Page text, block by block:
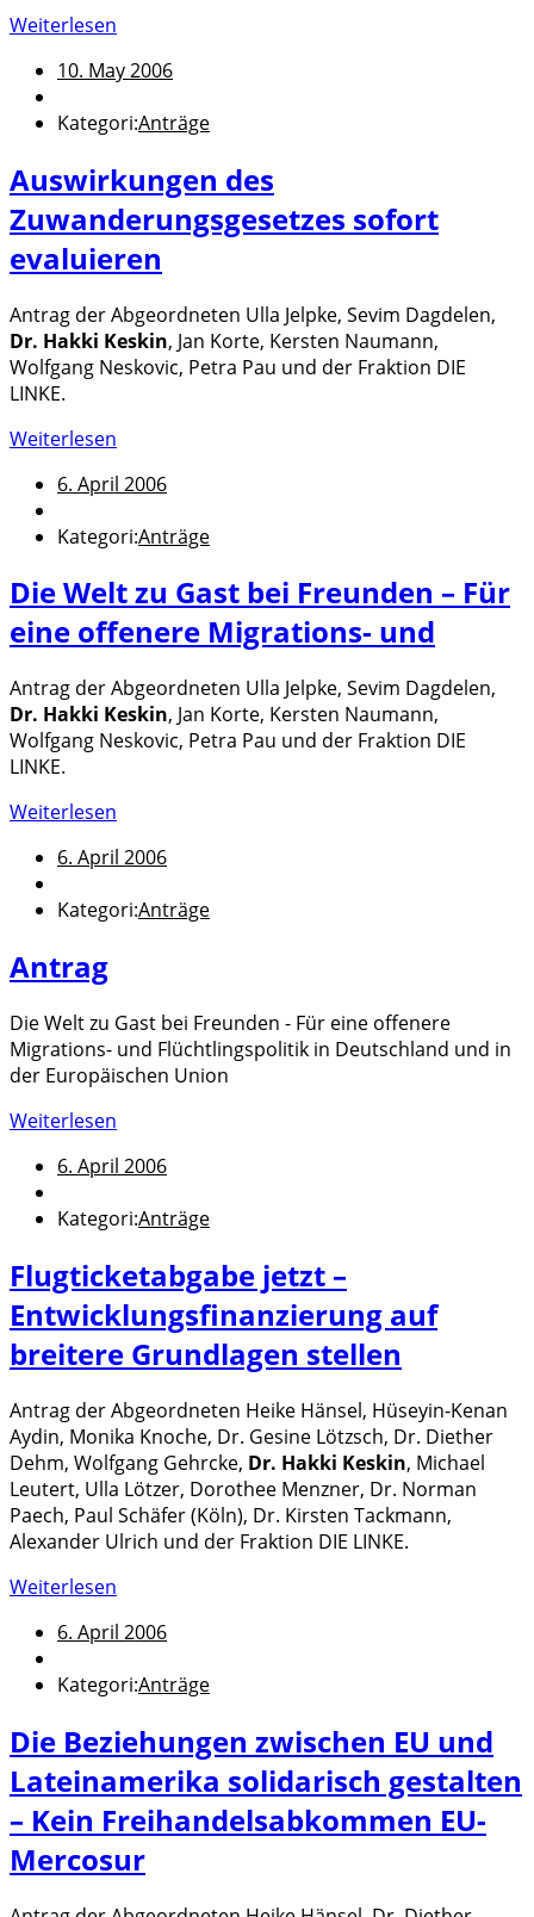
Weiterlesen
10. May 2006
Kategori:Anträge
Auswirkungen des
Zuwanderungsgesetzes sofort
evaluieren
Antrag der Abgeordneten Ulla Jelpke, Sevim Dagdelen,
Dr. Hakki Keskin, Jan Korte, Kersten Naumann,
Wolfgang Neskovic, Petra Pau und der Fraktion DIE
LINKE.
Weiterlesen
6. April 2006
Kategori:Anträge
Die Welt zu Gast bei Freunden – Für
eine offenere Migrations- und
Antrag der Abgeordneten Ulla Jelpke, Sevim Dagdelen,
Dr. Hakki Keskin, Jan Korte, Kersten Naumann,
Wolfgang Neskovic, Petra Pau und der Fraktion DIE
LINKE.
Weiterlesen
6. April 2006
Kategori:Anträge
Antrag
Die Welt zu Gast bei Freunden - Für eine offenere
Migrations- und Flüchtlingspolitik in Deutschland und in
der Europäischen Union
Weiterlesen
6. April 2006
Kategori:Anträge
Flugticketabgabe jetzt –
Entwicklungsfinanzierung auf
breitere Grundlagen stellen
Antrag der Abgeordneten Heike Hänsel, Hüseyin-Kenan
Aydin, Monika Knoche, Dr. Gesine Lötzsch, Dr. Diether
Dehm, Wolfgang Gehrcke, Dr. Hakki Keskin, Michael
Leutert, Ulla Lötzer, Dorothee Menzner, Dr. Norman
Paech, Paul Schäfer (Köln), Dr. Kirsten Tackmann,
Alexander Ulrich und der Fraktion DIE LINKE.
Weiterlesen
6. April 2006
Kategori:Anträge
Die Beziehungen zwischen EU und
Lateinamerika solidarisch gestalten
– Kein Freihandelsabkommen EU-
Mercosur